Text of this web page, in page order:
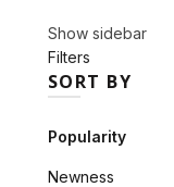
Show sidebar
Filters
SORT BY
Popularity
Newness